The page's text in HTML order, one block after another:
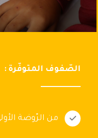
الصّفوف المتوفّرة :
من الرّوضة